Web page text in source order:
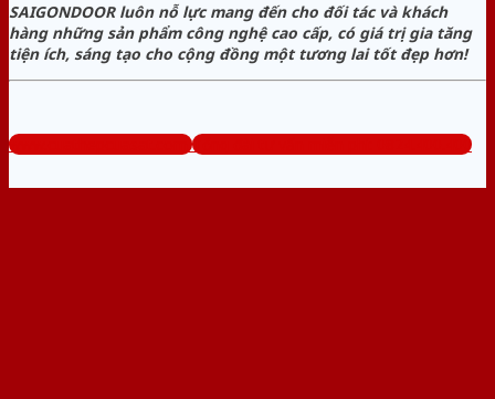
SAIGONDOOR luôn nỗ lực mang đến cho đối tác và khách
hàng những sản phẩm công nghệ cao cấp, có giá trị gia tăng
tiện ích, sáng tạo cho cộng đồng một tương lai tốt đẹp hơn!
www.cuathepcuasat.com Tổng đài tư vấn miễn phí: 0824.400.400